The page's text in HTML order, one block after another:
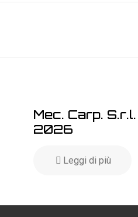
Mec. Carp.
2026
Leggi di più